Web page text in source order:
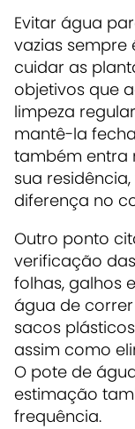
Evitar água
vazias sempre
cuidar as
objetivos que
limpeza
mantê-la
também entra
sua
diferença no
Outro ponto
verificação
folhas, galhos
água de
sacos
assim como
O pote de
estimação
frequência.